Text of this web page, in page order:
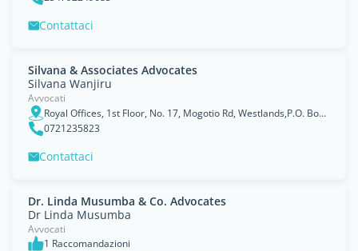
Contattaci
Silvana & Associates Advocates
Silvana Wanjiru
Avvocati
Royal Offices, 1st Floor, No. 17, Mogotio Rd, Westlands,P.O. Box 101795 00101, Nairobi, Nairobi Area
0721235823
Contattaci
Dr. Linda Musumba & Co. Advocates
Dr Linda Musumba
Avvocati
1 Raccomandazioni